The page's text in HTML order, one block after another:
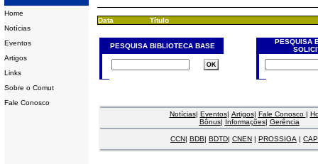
Home
Notícias
Eventos
Artigos
Links
Sobre o Comut
Fale Conosco
Data Título
PESQUISA BIBLIOTECA BASE
PESQUISA
Notícias| Eventos| Artigos| Fale Conosco |
Bônus| Informações| Gerência
CCN| BDB| BDTD| CNEN | PROSSIGA |